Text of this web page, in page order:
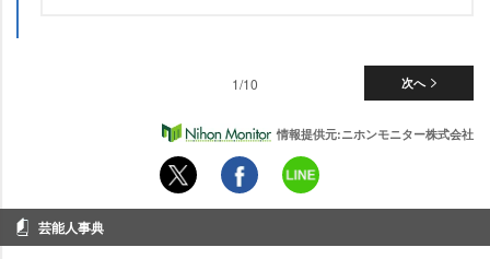
次へ
1/10
情報提供元:ニホンモニター株式会社
芸能人事典